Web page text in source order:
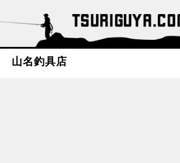
山名釣具店